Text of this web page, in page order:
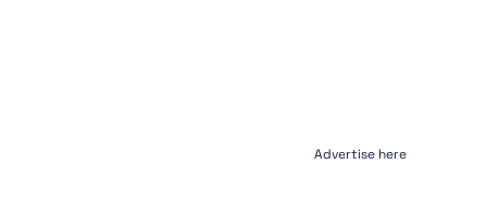
Advertise here